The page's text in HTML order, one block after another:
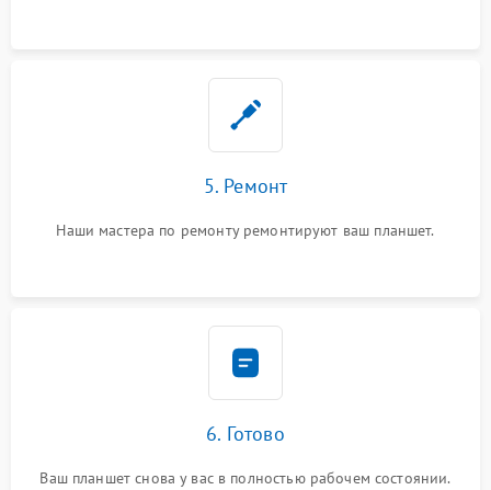
5. Ремонт
Наши мастера по ремонту ремонтируют ваш планшет.
6. Готово
Ваш планшет снова у вас в полностью рабочем состоянии.